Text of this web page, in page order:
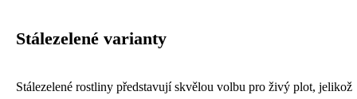
Stálezelené varianty
Stálezelené rostliny představují skvělou volbu pro živý plot, jelikož